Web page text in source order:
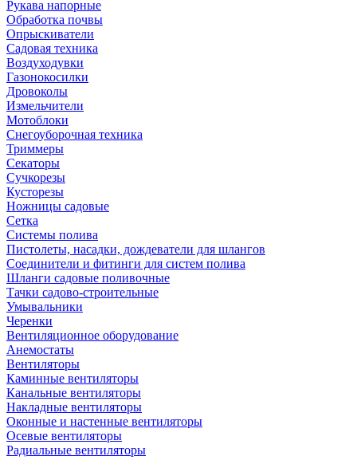
Рукава напорные
Обработка почвы
Опрыскиватели
Садовая техника
Воздуходувки
Газонокосилки
Дровоколы
Измельчители
Мотоблоки
Снегоуборочная техника
Триммеры
Секаторы
Сучкорезы
Кусторезы
Ножницы садовые
Сетка
Системы полива
Пистолеты, насадки, дождеватели для шлангов
Соединители и фитинги для систем полива
Шланги садовые поливочные
Тачки садово-строительные
Умывальники
Черенки
Вентиляционное оборудование
Анемостаты
Вентиляторы
Каминные вентиляторы
Канальные вентиляторы
Накладные вентиляторы
Оконные и настенные вентиляторы
Осевые вентиляторы
Радиальные вентиляторы